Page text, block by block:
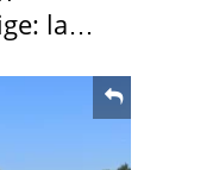
la